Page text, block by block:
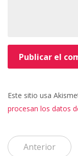
Este sitio usa
procesan los datos
Anterior